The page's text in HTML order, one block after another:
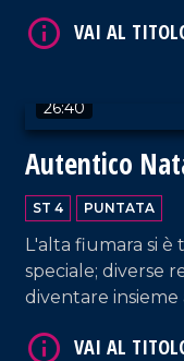
primario e
passato e futuro
il progresso.
26:40
Autentico
dell'Autismo
ST 4 PUNTATA
L'alta fiumara si
speciale; diverse
diventare insieme
voce ad ogni
VAI AL TITOLO